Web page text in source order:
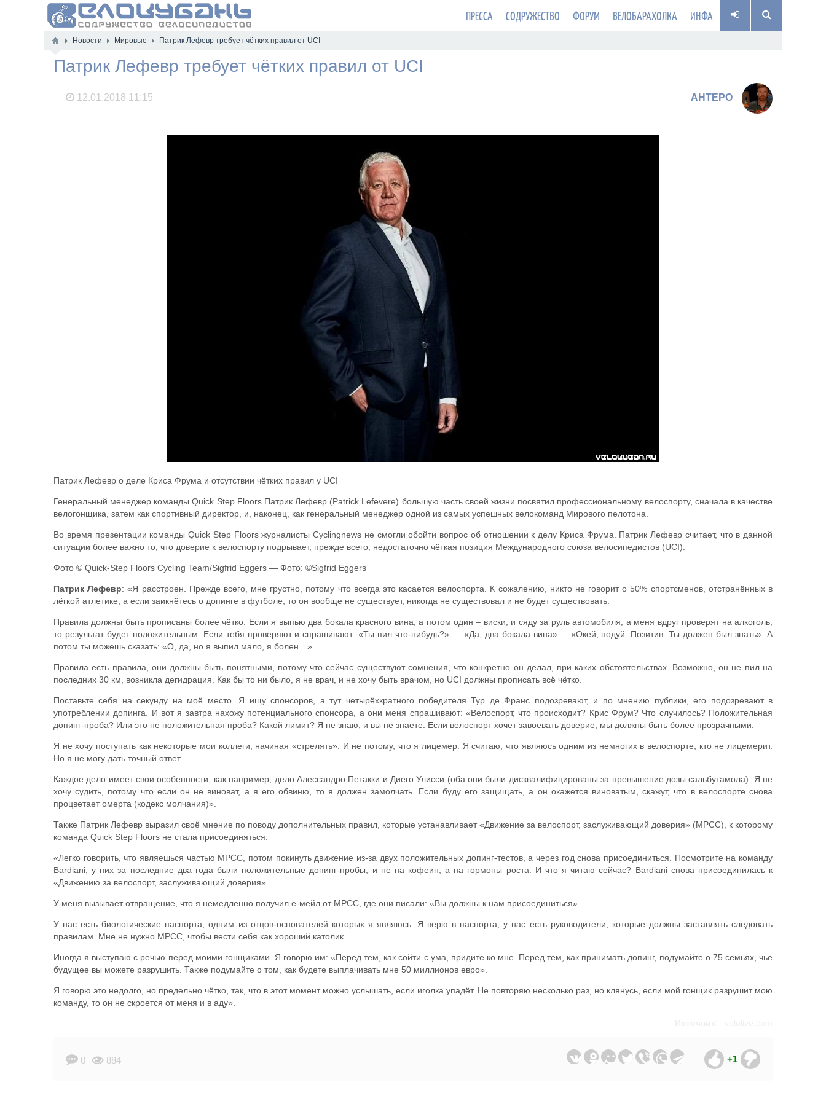
ПРЕССА СОДРУЖЕСТВО ФОРУМ ВЕЛОБАРАХОЛКА ИНФА
Новости Мировые Патрик Лефевр требует чётких правил от UCI
Патрик Лефевр требует чётких правил от UCI
12.01.2018 11:15 AHTEPO
Патрик Лефевр о деле Криса Фрума и отсутствии чётких правил у UCI
Генеральный менеджер команды Quick Step Floors Патрик Лефевр (Patrick Lefevere) большую часть своей жизни посвятил профессиональному велоспорту, сначала в качестве
велогонщика, затем как спортивный директор, и, наконец, как генеральный менеджер одной из самых успешных велокоманд Мирового пелотона.
Во время презентации команды Quick Step Floors журналисты Cyclingnews не смогли обойти вопрос об отношении к делу Криса Фрума. Патрик Лефевр считает, что в данной
ситуации более важно то, что доверие к велоспорту подрывает, прежде всего, недостаточно чёткая позиция Международного союза велосипедистов (UCI).
Фото © Quick-Step Floors Cycling Team/Sigfrid Eggers — Фото: ©Sigfrid Eggers
Патрик Лефевр: «Я расстроен. Прежде всего, мне грустно, потому что всегда это касается велоспорта. К сожалению, никто не говорит о 50% спортсменов, отстранённых в
лёгкой атлетике, а если заикнётесь о допинге в футболе, то он вообще не существует, никогда не существовал и не будет существовать.
Правила должны быть прописаны более чётко. Если я выпью два бокала красного вина, а потом один – виски, и сяду за руль автомобиля, а меня вдруг проверят на алкоголь,
то результат будет положительным. Если тебя проверяют и спрашивают: «Ты пил что-нибудь?» — «Да, два бокала вина». – «Окей, подуй. Позитив. Ты должен был знать». А
потом ты можешь сказать: «О, да, но я выпил мало, я болен…»
Правила есть правила, они должны быть понятными, потому что сейчас существуют сомнения, что конкретно он делал, при каких обстоятельствах. Возможно, он не пил на
последних 30 км, возникла дегидрация. Как бы то ни было, я не врач, и не хочу быть врачом, но UCI должны прописать всё чётко.
Поставьте себя на секунду на моё место. Я ищу спонсоров, а тут четырёхкратного победителя Тур де Франс подозревают, и по мнению публики, его подозревают в
употреблении допинга. И вот я завтра нахожу потенциального спонсора, а они меня спрашивают: «Велоспорт, что происходит? Крис Фрум? Что случилось? Положительная
допинг-проба? Или это не положительная проба? Какой лимит? Я не знаю, и вы не знаете. Если велоспорт хочет завоевать доверие, мы должны быть более прозрачными.
Я не хочу поступать как некоторые мои коллеги, начиная «стрелять». И не потому, что я лицемер. Я считаю, что являюсь одним из немногих в велоспорте, кто не лицемерит.
Но я не могу дать точный ответ.
Каждое дело имеет свои особенности, как например, дело Алессандро Петакки и Диего Улисси (оба они были дисквалифицированы за превышение дозы сальбутамола). Я не
хочу судить, потому что если он не виноват, а я его обвиню, то я должен замолчать. Если буду его защищать, а он окажется виноватым, скажут, что в велоспорте снова
процветает омерта (кодекс молчания)».
Также Патрик Лефевр выразил своё мнение по поводу дополнительных правил, которые устанавливает «Движение за велоспорт, заслуживающий доверия» (MPCC), к которому
команда Quick Step Floors не стала присоединяться.
«Легко говорить, что являешься частью MPCC, потом покинуть движение из-за двух положительных допинг-тестов, а через год снова присоединиться. Посмотрите на команду
Bardiani, у них за последние два года были положительные допинг-пробы, и не на кофеин, а на гормоны роста. И что я читаю сейчас? Bardiani снова присоединилась к
«Движению за велоспорт, заслуживающий доверия».
У меня вызывает отвращение, что я немедленно получил е-мейл от MPCC, где они писали: «Вы должны к нам присоединиться».
У нас есть биологические паспорта, одним из отцов-основателей которых я являюсь. Я верю в паспорта, у нас есть руководители, которые должны заставлять следовать
правилам. Мне не нужно MPCC, чтобы вести себя как хороший католик.
Иногда я выступаю с речью перед моими гонщиками. Я говорю им: «Перед тем, как сойти с ума, придите ко мне. Перед тем, как принимать допинг, подумайте о 75 семьях, чьё
будущее вы можете разрушить. Также подумайте о том, как будете выплачивать мне 50 миллионов евро».
Я говорю это недолго, но предельно чётко, так, что в этот момент можно услышать, если иголка упадёт. Не повторяю несколько раз, но клянусь, если мой гонщик разрушит мою
команду, то он не скроется от меня и в аду».
0 884 +1